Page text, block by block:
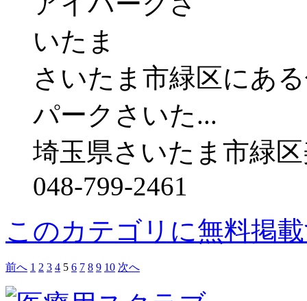
さいたま市緑区にあ
パークさいた...
埼玉県さいたま市緑
048-799-2461
このカテゴリに無料掲
前へ 1 2 3 4 5 6 7 8 9 10 次へ